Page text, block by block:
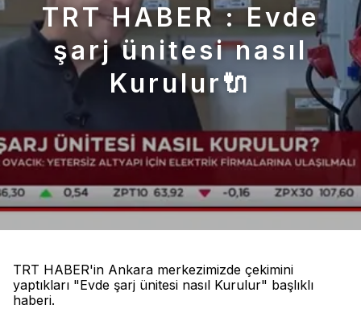
TRT HABER : Evde
şarj ünitesi nasıl
Kurulur🔌
TRT HABER'in Ankara merkezimizde çekimini
yaptıkları "Evde şarj ünitesi nasıl Kurulur" başlıklı
haberi.